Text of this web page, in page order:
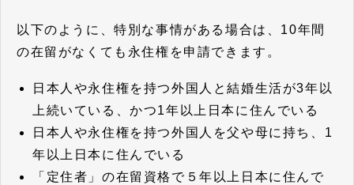
以下のように、特別な事情がある場合は、10年間
の在留がなくても永住権を申請できます。
日本人や永住権を持つ外国人と結婚生活が3年以
上続いている、かつ1年以上日本に住んでいる
日本人や永住権を持つ外国人を父や母に持ち、1
年以上日本に住んでいる
「定住者」の在留資格で５年以上日本に住んで